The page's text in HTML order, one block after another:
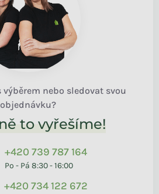
výběrem nebo sledovat svou
objednávku?
to vyřešíme!
+420 739 787 164
Po - Pá 8:30 - 16:00
+420 734 122 672